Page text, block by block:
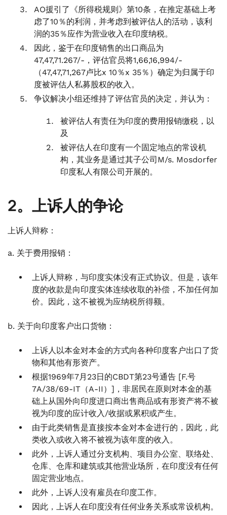
AO援引了《所得税规则》第10条，在推定基础上考
虑了10％的利润，并考虑到被评估人的活动，该利
润的35％应作为营业收入在印度纳税。
因此，鉴于在印度销售的出口商品为
47,47,71.267/-，评估官员将1,66,16,994/-
（47,47,71,267卢比x 10％x 35％）确定为归属于印
度被评估人私募股权的收入。
争议解决小组还维持了评估官员的决定，并认为：
被评估人有责任为印度的费用报销缴税，以
及
被评估人在印度有一个固定地点的常设机
构，其业务是通过其子公司M/s. Mosdorfer
印度私人有限公司开展的。
2。上诉人的争论
上诉人辩称：
a. 关于费用报销：
上诉人辩称，与印度实体没有正式协议。但是，该年
度的收款是向印度实体连续收取的补偿，不加任何加
价。因此，这不被视为应纳税所得额。
b. 关于向印度客户出口货物：
上诉人以本金对本金的方式向各种印度客户出口了货
物和其他有形资产。
根据1969年7月23日的CBDT第23号通告 [F.号
7A/38/69-IT（A-II）]，非居民在原则对本金的基
础上从国外向印度进口商出售商品或有形资产将不被
视为印度的应计收入/收据或累积或产生。
由于此类销售是直接按本金对本金进行的，因此，此
类收入或收入将不被视为该年度的收入。
此外，上诉人通过分支机构、项目办公室、联络处、
仓库、仓库和建筑或其他营业场所，在印度没有任何
固定营业地点。
此外，上诉人没有雇员在印度工作。
因此，上诉人在印度没有任何业务关系或常设机构。